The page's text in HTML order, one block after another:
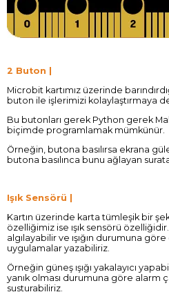
2 Buton |
Microbit kartımız üzerinde
buton ile işlerimizi kolaylaştırmaya
Bu butonları gerek Python gerek
biçimde programlamak mümkünür.
Örneğin, butona basılırsa ekrana
butona basılınca bunu ağlayan
Işık Sensörü |
Kartın üzerinde karta tümleşik bir
özelliğimiz ise ışık sensörü
algılayabilir ve ışığın durumuna
uygulamalar yazabiliriz.
Örneğin güneş ışığı yakalayıcı
yanık olması durumuna göre alarm
susturabiliriz.